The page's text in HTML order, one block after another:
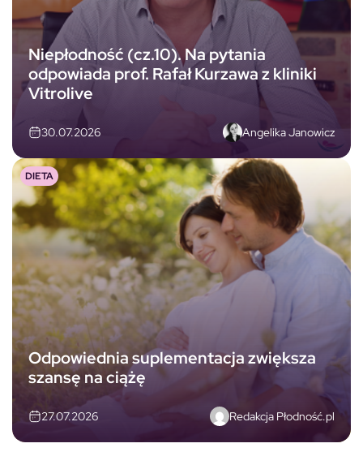
Niepłodność (cz.10). Na pytania
odpowiada prof. Rafał Kurzawa z kliniki
Vitrolive
30.07.2026 Angelika Janowicz
Odpowiednia suplementacja zwiększa
szansę na ciążę
27.07.2026 Redakcja Płodność.pl
DIETA